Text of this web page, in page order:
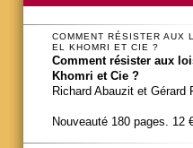
COMMENT RÉSISTER AUX
EL KHOMRI ET CIE ?
Comment résister aux
Khomri et Cie ?
Richard Abauzit et Gérard
Nouveauté 180 pages. 12